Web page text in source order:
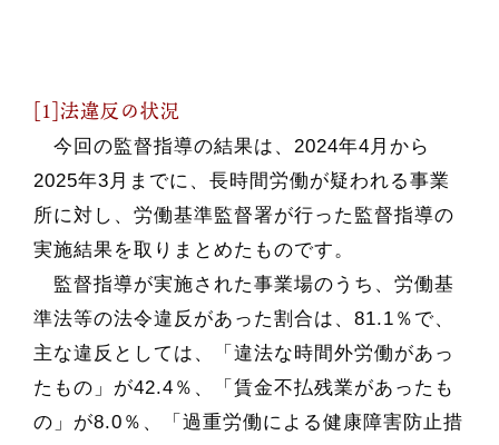
[1]法違反の状況
今回の監督指導の結果は、2024年4月から
2025年3月までに、長時間労働が疑われる事業
所に対し、労働基準監督署が行った監督指導の
実施結果を取りまとめたものです。
監督指導が実施された事業場のうち、労働基
準法等の法令違反があった割合は、81.1％で、
主な違反としては、「違法な時間外労働があっ
たもの」が42.4％、「賃金不払残業があったも
の」が8.0％、「過重労働による健康障害防止措